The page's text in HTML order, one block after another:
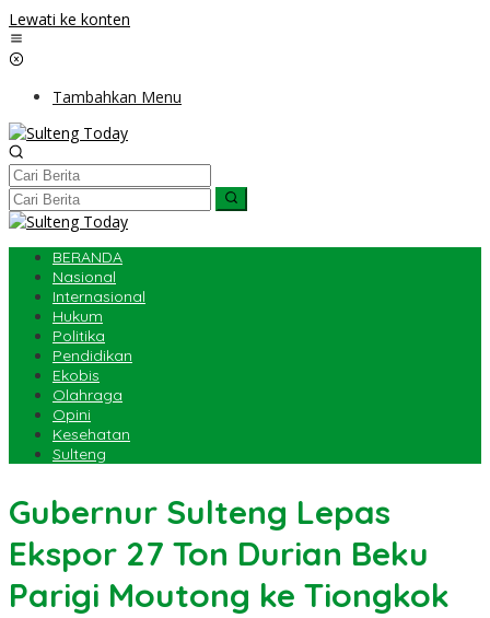
Lewati ke konten
Tambahkan Menu
BERANDA
Nasional
Internasional
Hukum
Politika
Pendidikan
Ekobis
Olahraga
Opini
Kesehatan
Sulteng
Gubernur Sulteng Lepas
Ekspor 27 Ton Durian Beku
Parigi Moutong ke Tiongkok